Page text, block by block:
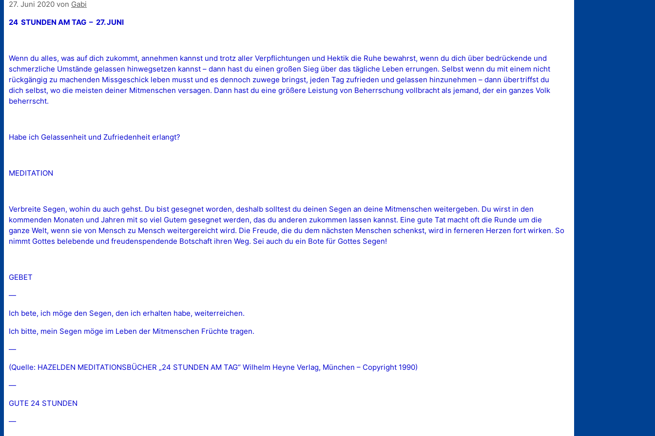
27. Juni 2020 von Gabi
24 STUNDEN AM TAG – 27. JUNI
Wenn du alles, was auf dich zukommt, annehmen kannst und trotz aller Verpflichtungen und Hektik die Ruhe bewahrst, wenn du dich über bedrückende und
schmerzliche Umstände gelassen hinwegsetzen kannst – dann hast du einen großen Sieg über das tägliche Leben errungen. Selbst wenn du mit einem nicht
rückgängig zu machenden Missgeschick leben musst und es dennoch zuwege bringst, jeden Tag zufrieden und gelassen hinzunehmen – dann übertriffst du
dich selbst, wo die meisten deiner Mitmenschen versagen. Dann hast du eine größere Leistung von Beherrschung vollbracht als jemand, der ein ganzes Volk
beherrscht.
Habe ich Gelassenheit und Zufriedenheit erlangt?
MEDITATION
Verbreite Segen, wohin du auch gehst. Du bist gesegnet worden, deshalb solltest du deinen Segen an deine Mitmenschen weitergeben. Du wirst in den
kommenden Monaten und Jahren mit so viel Gutem gesegnet werden, das du anderen zukommen lassen kannst. Eine gute Tat macht oft die Runde um die
ganze Welt, wenn sie von Mensch zu Mensch weitergereicht wird. Die Freude, die du dem nächsten Menschen schenkst, wird in ferneren Herzen fort wirken. So
nimmt Gottes belebende und freudenspendende Botschaft ihren Weg. Sei auch du ein Bote für Gottes Segen!
GEBET
—
Ich bete, ich möge den Segen, den ich erhalten habe, weiterreichen.
Ich bitte, mein Segen möge im Leben der Mitmenschen Früchte tragen.
—
(Quelle: HAZELDEN MEDITATIONSBÜCHER „24 STUNDEN AM TAG“ Wilhelm Heyne Verlag, München – Copyright 1990)
—
GUTE 24 STUNDEN
—